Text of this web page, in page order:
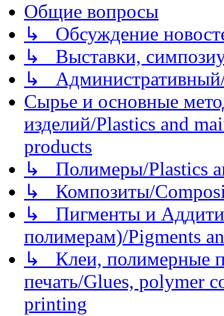
Общие вопросы
↳ Обсуждение
↳ Выставки,
↳
Сырье и основные
изделий/Plastics and
products
↳ Полимеры/Plastics
↳ Композиты/
↳ Пигменты и
полимерам)/Pigments
↳ Клеи, полимерные
печать/Glues, polymer
printing